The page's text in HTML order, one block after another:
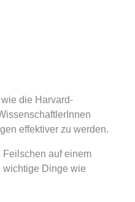
die Harvard-
effektiver zu werden.
Feilschen auf einem
wichtige Dinge wie